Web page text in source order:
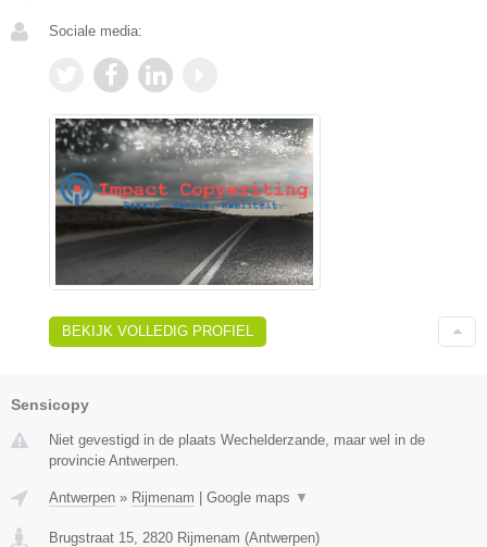
Sociale media:
BEKIJK VOLLEDIG PROFIEL
Sensicopy
Niet gevestigd in de plaats Wechelderzande, maar wel in de
provincie Antwerpen.
Antwerpen » Rijmenam | Google maps ▼
Brugstraat 15 2820 Rijmenam (Antwerpen)